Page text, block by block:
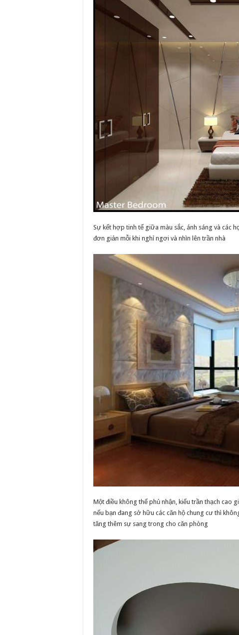
Sự kết hợp tinh tế giữa màu sắc, ánh sáng và các
đơn giản mỗi khi nghỉ ngơi và nhìn lên trần nhà
Một điều không thể phủ nhận, kiểu trần thạch cao
nếu bạn đang sở hữu các căn hộ chung cư thì
tăng thêm sự sang trong cho căn phòng